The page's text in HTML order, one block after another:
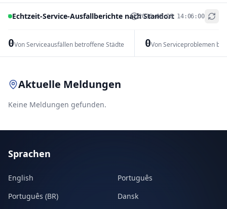
Echtzeit-Service-Ausfallberichte nach Standort
2026-08-08 14:06:00
0Von Serviceausfällen betroffene Städte 0Von Serviceproblemen
+
Aktuelle Meldungen
Keine Meldungen gefunden.
Sprachen
English
Português
Português (BR)
Dansk